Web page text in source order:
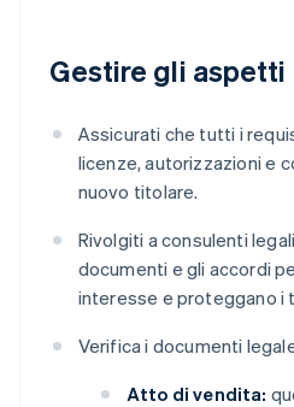
Gestire gli
Assicurati che tutti i
licenze, autorizzazioni e
nuovo titolare.
Rivolgiti a consulenti
documenti e gli accordi
interesse e proteggano i
Verifica i documenti
Atto di vendita: